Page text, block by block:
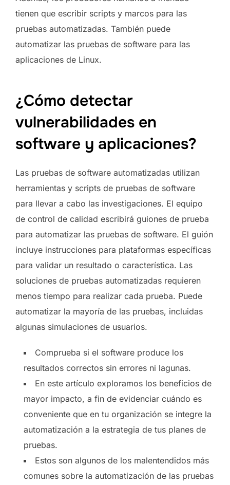
tienen que escribir scripts y marcos para las
pruebas automatizadas. También puede
automatizar las pruebas de software para las
aplicaciones de Linux.
¿Cómo detectar
vulnerabilidades en
software y aplicaciones?
Las pruebas de software automatizadas utilizan
herramientas y scripts de pruebas de software
para llevar a cabo las investigaciones. El equipo
de control de calidad escribirá guiones de prueba
para automatizar las pruebas de software. El guión
incluye instrucciones para plataformas específicas
para validar un resultado o característica. Las
soluciones de pruebas automatizadas requieren
menos tiempo para realizar cada prueba. Puede
automatizar la mayoría de las pruebas, incluidas
algunas simulaciones de usuarios.
Comprueba si el software produce los
resultados correctos sin errores ni lagunas.
En este artículo exploramos los beneficios de
mayor impacto, a fin de evidenciar cuándo es
conveniente que en tu organización se integre la
automatización a la estrategia de tus planes de
pruebas.
Estos son algunos de los malentendidos más
comunes sobre la automatización de las pruebas